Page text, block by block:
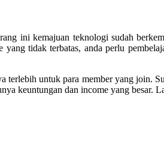
ini kemajuan teknologi sudah
tidak terbatas, anda perlu
terlebih untuk para member yang join.
keuntungan dan income yang besar.